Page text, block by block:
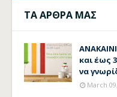
ΤΑ ΑΡΘΡΑ ΜΑΣ
και έως
να
March